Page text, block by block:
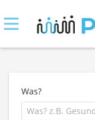
Was?